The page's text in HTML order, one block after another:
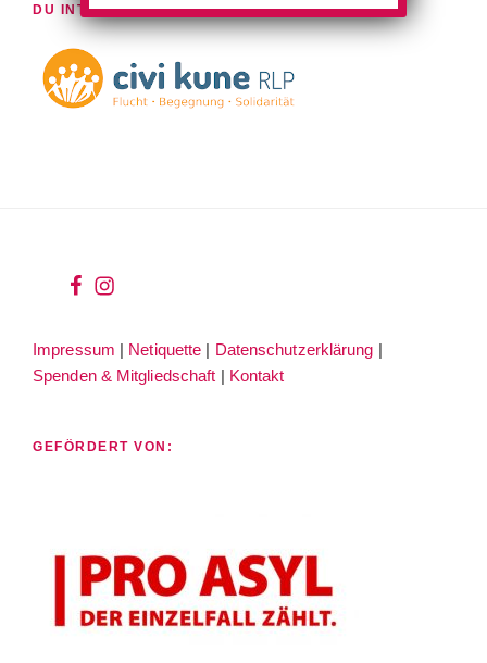
DU INTERESSIERST DICH FÜR EIN EHRENAMT?!
wir
facebook
wir
instagram
Impressum | Netiquette | Datenschutzerklärung |
Spenden & Mitgliedschaft | Kontakt
GEFÖRDERT VON: